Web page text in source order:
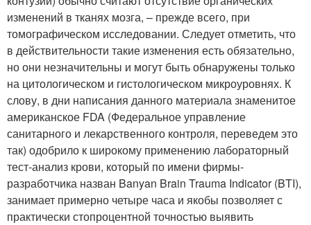
изменений в тканях мозга, – прежде всего, при
томографическом исследовании. Следует отметить, что
в действительности такие изменения есть обязательно,
но они незначительны и могут быть обнаружены только
на цитологическом и гистологическом микроуровнях. К
слову, в дни написания данного материала знаменитое
американское FDA (Федеральное управление
санитарного и лекарственного контроля, переведем это
так) одобрило к широкому применению лабораторный
тест-анализ крови, который по имени фирмы-
разработчика назван Banyan Brain Trauma Indicator (BTI),
занимает примерно четыре часа и якобы позволяет с
практически стопроцентной точностью выявить